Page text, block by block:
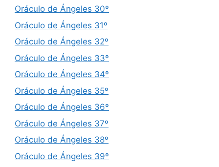
Oráculo de Ángeles 30º
Oráculo de Ángeles 31º
Oráculo de Ángeles 32º
Oráculo de Ángeles 33º
Oráculo de Ángeles 34º
Oráculo de Ángeles 35º
Oráculo de Ángeles 36º
Oráculo de Ángeles 37º
Oráculo de Ángeles 38º
Oráculo de Ángeles 39º